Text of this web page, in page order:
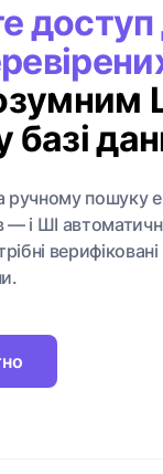
доступ
пошуку
— і ШІ